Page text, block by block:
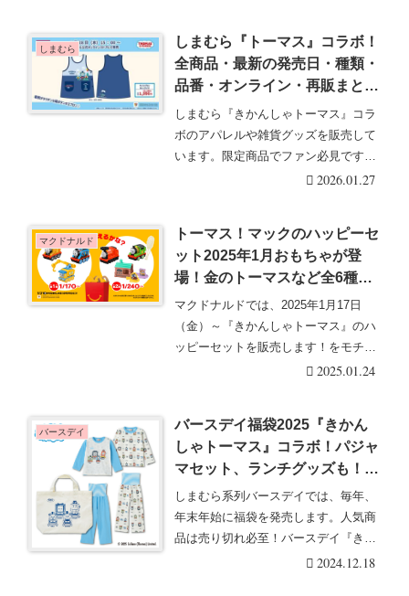
しまむら
しまむら『トーマス』コラボ！
全商品・最新の発売日・種類・
品番・オンライン・再販まと
め！取扱店はどこ？エプロンが
2026/1/28より新発売！
しまむら『きかんしゃトーマス』コラ
ボのアパレルや雑貨グッズを販売して
います。限定商品でファン必見です。
しまむら『きかんし・・・続きを読む
2026.01.27
マクドナルド
トーマス！マックのハッピーセ
ット2025年1月おもちゃが登
場！金のトーマスなど全6種
類！種類、口コミ、識別番号ま
とめ！
マクドナルドでは、2025年1月17日
（金）～『きかんしゃトーマス』のハ
ッピーセットを販売します！をモチー
フにしたグッズ・・・続きを読む
2025.01.24
バースデイ
バースデイ福袋2025『きかん
しゃトーマス』コラボ！パジャ
マセット、ランチグッズも！初
売りより店頭で！
しまむら系列バースデイでは、毎年、
年末年始に福袋を発売します。人気商
品は売り切れ必至！バースデイ『きか
んしゃトーマス』福・・・続きを読む
2024.12.18